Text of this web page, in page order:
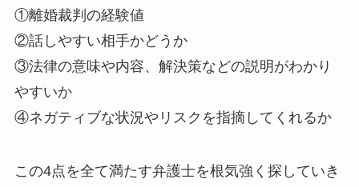
①離婚裁判の経験値
②話しやすい相手かどうか
③法律の意味や内容、解決策などの説明がわかり
やすいか
④ネガティブな状況やリスクを指摘してくれるか
この4点を全て満たす弁護士を根気強く探していき